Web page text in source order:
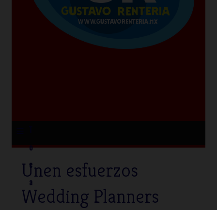
o
c
a
Unen esfuerzos
Wedding Planners